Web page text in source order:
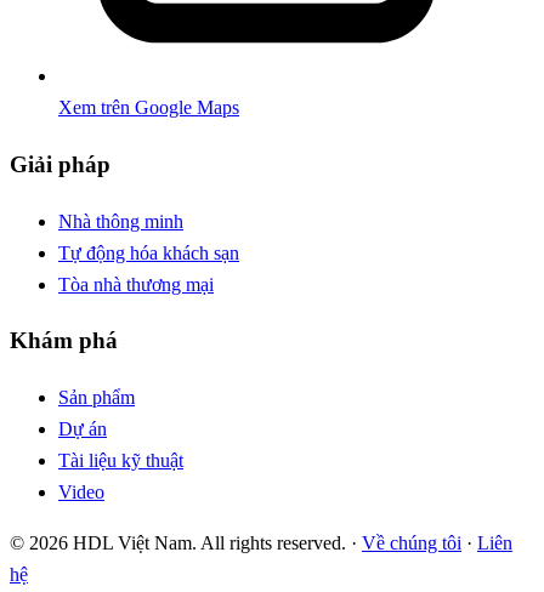
Xem trên Google Maps
Giải pháp
Nhà thông minh
Tự động hóa khách sạn
Tòa nhà thương mại
Khám phá
Sản phẩm
Dự án
Tài liệu kỹ thuật
Video
© 2026 HDL Việt Nam. All rights reserved. · Về chúng tôi · Liên
hệ